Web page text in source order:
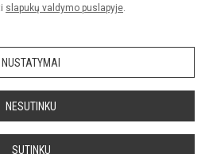
slapukų valdymo puslapyje.
NUSTATYMAI
NESUTINKU
SUTINKU